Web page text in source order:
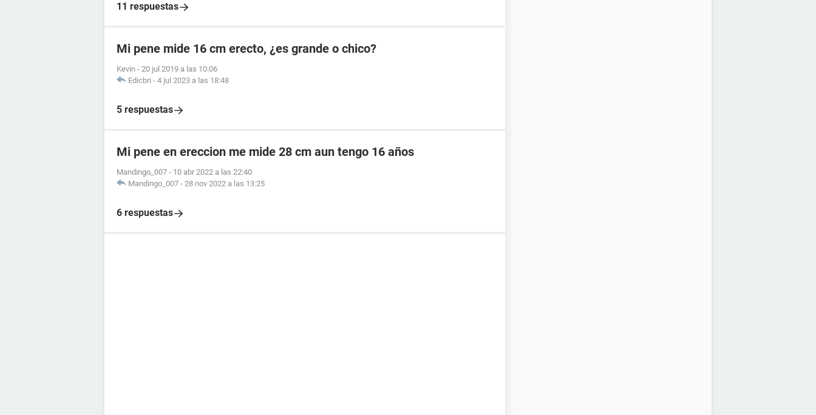
11 respuestas
Mi pene mide 16 cm erecto, ¿es grande o chico?
Kevin - 20 jul 2019 a las 10:06
Edicbri - 4 jul 2023 a las 18:48
5 respuestas
Mi pene en ereccion me mide 28 cm aun tengo 16 años
Mandingo_007 - 10 abr 2022 a las 22:40
Mandingo_007 - 28 nov 2022 a las 13:25
6 respuestas